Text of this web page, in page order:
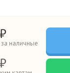
₽
наличные